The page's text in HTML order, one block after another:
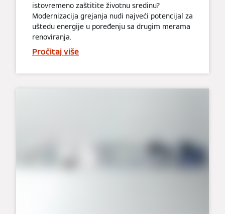
istovremeno zaštitite životnu sredinu?
Modernizacija grejanja nudi najveći potencijal za
uštedu energije u poređenju sa drugim merama
renoviranja.
Pročitaj više